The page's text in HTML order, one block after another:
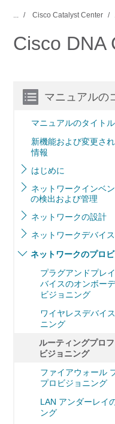
... Cisco Catalyst Center
Cisco DNA
マニュアルの
マニュアルのタイト
新機能および変更さ
情報
はじめに
ネットワークインベ
の検出および管理
ネットワークの設計
ネットワークデバイ
ネットワークのプロ
プラグアンドプレ
バイスのオンボー
ビジョニング
ワイヤレスデバイ
ニング
ルーティングプロ
ビジョニング
ファイアウォール
プロビジョニング
LAN アンダーレイ
ング